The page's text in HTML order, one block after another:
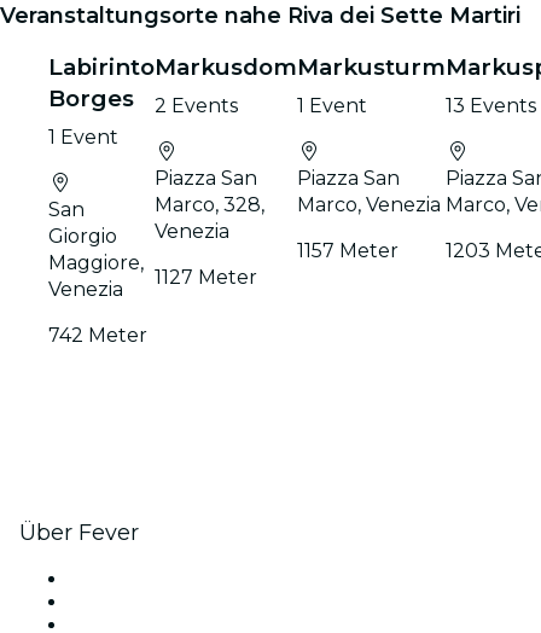
Veranstaltungsorte nahe Riva dei Sette Martiri
Labirinto
Borges
1 Event
San
Giorgio
Maggiore,
Venezia
742 Meter
Markusdom
2 Events
Piazza San
Marco, 328,
Venezia
1127 Meter
Markusturm
1 Event
Piazza San
Marco, Venezia
1157 Meter
13 Events
Piazza
Marco,
1203
Über Fever